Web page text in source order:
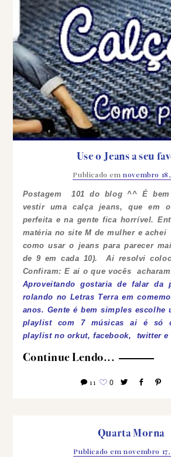
Use o Jeans a seu
Publicado emnovembro
Postagem 101 do blog ^^
É
vestir uma calça jeans, que em
perfeita e na gente fica horrível.
matéria no site M de mulher e
como usar o jeans para parecer
de 9 em cada 10). Ai resolvi
Confiram: E ai o que vocês
Aproveitando gostaria de falar da
rolando no Letras Terra em
anos. Gente é bem simples escolhe
playlist com 7 músicas ai é só
playlist no orkut, facebook, twitter
Continue Lendo...
11 0
Quarta Morna
Publicado emnovembro